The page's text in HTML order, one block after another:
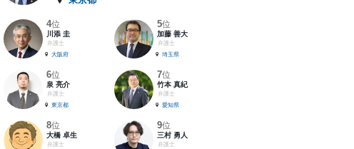
4位
川添 圭
弁護士
大阪府
5位
加藤 善大
弁護士
埼玉県
6位
泉 亮介
弁護士
東京都
7位
竹本 真紀
弁護士
愛知県
8位
大橋 卓生
弁護士
9位
三村 勇人
弁護士